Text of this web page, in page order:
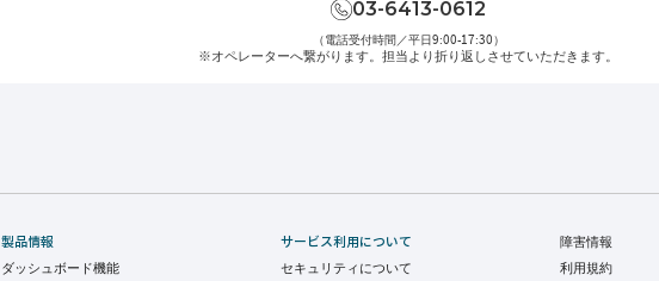
03-6413-0612
（電話受付時間／平日9:00-17:30）
※オペレーターへ繋がります。 担当より折り返しさせていただきます。
製品情報
ダッシュボード機能
サービス利用について
セキュリティについて
障害情報
利用規約